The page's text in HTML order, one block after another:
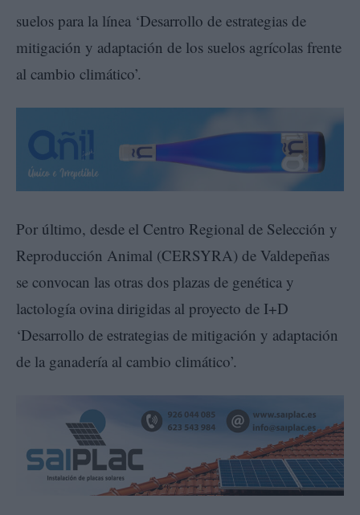
suelos para la línea ‘Desarrollo de estrategias de
mitigación y adaptación de los suelos agrícolas frente
al cambio climático’.
Por último, desde el Centro Regional de Selección y
Reproducción Animal (CERSYRA) de Valdepeñas
se convocan las otras dos plazas de genética y
lactología ovina dirigidas al proyecto de I+D
‘Desarrollo de estrategias de mitigación y adaptación
de la ganadería al cambio climático’.